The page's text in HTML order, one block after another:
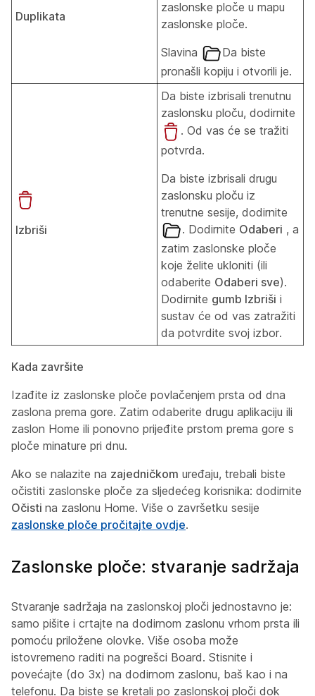
Duplikata
zaslonske ploče u mapu
zaslonske ploče.
Slavina
Da biste
pronašli kopiju i otvorili je.
Izbriši
Da biste izbrisali trenutnu
zaslonsku ploču, dodirnite
. Od vas će se tražiti
potvrda.
Da biste izbrisali drugu
zaslonsku ploču iz
trenutne sesije, dodirnite
. Dodirnite Odaberi , a
zatim zaslonske ploče
koje želite ukloniti (ili
odaberite Odaberi sve).
Dodirnite gumb Izbriši i
sustav će od vas zatražiti
da potvrdite svoj izbor.
Kada završite
Izađite iz zaslonske ploče povlačenjem prsta od dna
zaslona prema gore. Zatim odaberite drugu aplikaciju ili
zaslon Home ili ponovno prijeđite prstom prema gore s
ploče minature pri dnu.
Ako se nalazite na zajedničkom uređaju, trebali biste
očistiti zaslonske ploče za sljedećeg korisnika: dodirnite
Očisti na zaslonu Home. Više o završetku sesije
zaslonske ploče pročitajte ovdje.
Zaslonske ploče: stvaranje sadržaja
Stvaranje sadržaja na zaslonskoj ploči jednostavno je:
samo pišite i crtajte na dodirnom zaslonu vrhom prsta ili
pomoću priložene olovke. Više osoba može
istovremeno raditi na pogrešci Board. Stisnite i
povećajte (do 3x) na dodirnom zaslonu, baš kao i na
telefonu. Da biste se kretali po zaslonskoj ploči dok